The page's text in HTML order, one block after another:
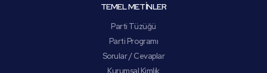
TEMEL METİNLER
Parti Tüzüğü
Parti Programı
Sorular / Cevaplar
Kurumsal Kimlik